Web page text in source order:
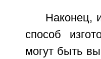
Наконец,
способ
могут быть